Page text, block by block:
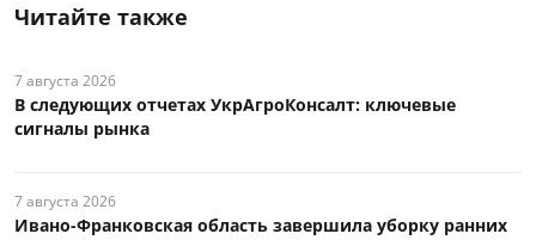
Читайте также
7 августа 2026
В следующих отчетах УкрАгроКонсалт: ключевые
сигналы рынка
7 августа 2026
Ивано-Франковская область завершила уборку ранних